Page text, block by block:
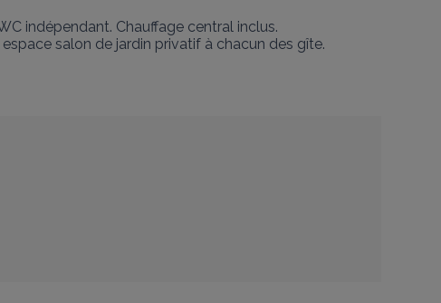
indépendant. Chauffage central inclus.
salon de jardin privatif à chacun des gîte.